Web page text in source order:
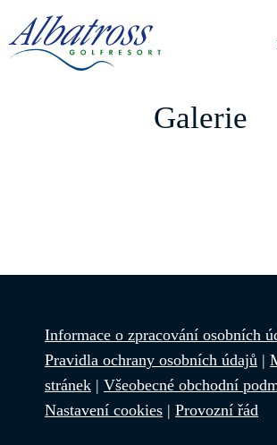
Galerie
Informace o zpracování osobních
Pravidla ochrany osobních údajů |
stránek | Všeobecné obchodní
Nastavení cookies | Provozní řád